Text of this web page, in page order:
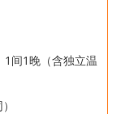
1间1晚（含独立温